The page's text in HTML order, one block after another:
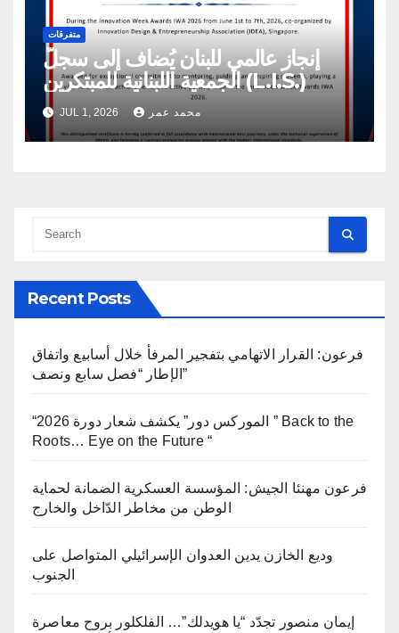
متفرقات
إنجاز عالمي للبنان يُضاف إلى سجلّ
الجمعية اللبنانية للمبتكرين (L.I.S.)
JUL 1, 2026 محمد عمر
Recent Posts
فرعون: القرار الاتهامي بتفجير المرفأ خلال أسابيع واتفاق
الإطار “فصل سابع ونصف”
“الموركس دور” يكشف شعار دورة 2026 ” Back to the
Roots… Eye on the Future “
فرعون مهنئا الجيش: المؤسسة العسكرية الضمانة لحماية
الوطن من مخاطر الدّاخل والخارج
وديع الخازن يدين العدوان الإسرائيلي المتواصل على
الجنوب
إيمان منصور تجدّد “يا هويدلك”… الفلكلور بروح معاصرة